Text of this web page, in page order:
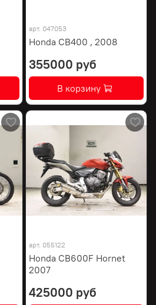
арт. 047053
Honda CB400 , 2008
355000 руб
В корзину
арт. 055122
Honda CB600F Hornet
2007
425000 руб